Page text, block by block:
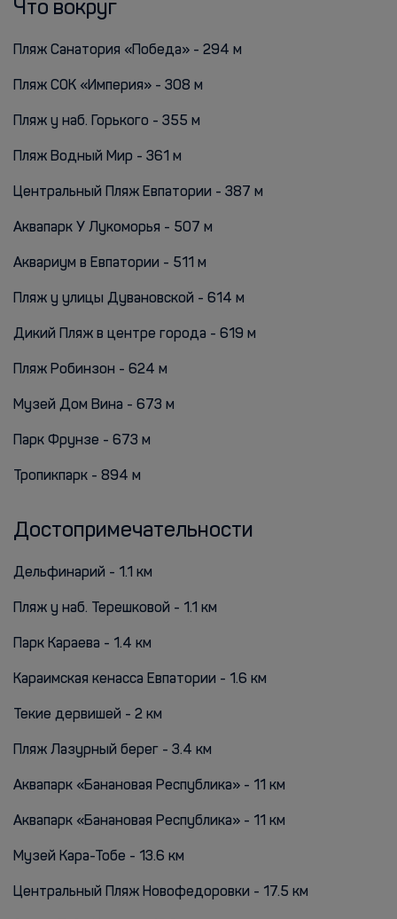
Что вокруг
Пляж Санатория «Победа» - 294 м
Пляж СОК «Империя» - 308 м
Пляж у наб. Горького - 355 м
Пляж Водный Мир - 361 м
Центральный Пляж Евпатории - 387 м
Аквапарк У Лукоморья - 507 м
Аквариум в Евпатории - 511 м
Пляж у улицы Дувановской - 614 м
Дикий Пляж в центре города - 619 м
Пляж Робинзон - 624 м
Музей Дом Вина - 673 м
Парк Фрунзе - 673 м
Тропикпарк - 894 м
Достопримечательности
Дельфинарий - 1.1 км
Пляж у наб. Терешковой - 1.1 км
Парк Караева - 1.4 км
Караимская кенасса Евпатории - 1.6 км
Текие дервишей - 2 км
Пляж Лазурный берег - 3.4 км
Аквапарк «Банановая Республика» - 11 км
Аквапарк «Банановая Республика» - 11 км
Музей Кара-Тобе - 13.6 км
Центральный Пляж Новофедоровки - 17.5 км